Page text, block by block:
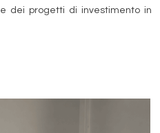
dei progetti di investimento in